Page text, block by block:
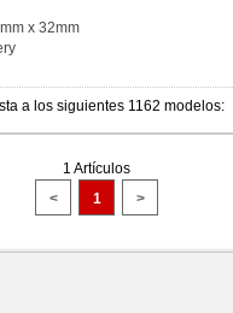
x 32mm
a los siguientes 1162 modelos:
1 Artículos
<
1 >